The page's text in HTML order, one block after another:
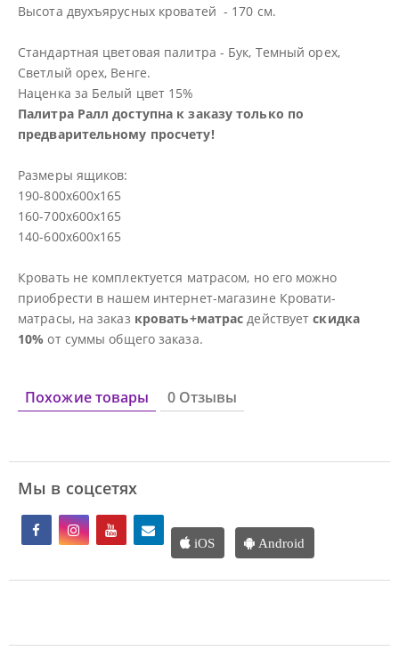
Высота двухъярусных кроватей - 170 см.
Стандартная цветовая палитра - Бук, Темный орех,
Светлый орех, Венге.
Наценка за Белый цвет 15%
Палитра Ралл доступна к заказу только по
предварительному просчету!
Размеры ящиков:
190-800х600х165
160-700х600х165
140-600х600х165
Кровать не комплектуется матрасом, но его можно
приобрести в нашем интернет-магазине Кровати-
матрасы, на заказ кровать+матрас действуетскидка
10% от суммы общего заказа.
Похожие товары 0 Отзывы
Мы в соцсетях
iOS Android